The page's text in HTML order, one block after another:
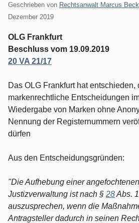
Geschrieben von Rechtsanwalt Marcus
Dezember 2019
OLG Frankfurt
Beschluss vom 19.09.2019
20 VA 21/17
Das OLG Frankfurt hat entschieden,
markenrechtliche Entscheidungen
Wiedergabe von Marken ohne
Nennung der Registernummern
dürfen
Aus den Entscheidungsgründen:
"Die Aufhebung einer
Justizverwaltung ist nach § 28Abs.
auszusprechen, wenn die
Antragsteller dadurch in seinen